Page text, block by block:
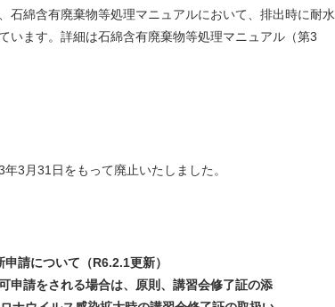
綿含有廃棄物等処理マニュアルにおいて、排出時に耐水
ます。詳細は石綿含有廃棄物等処理マニュアル（第3
3月31日をもって廃止いたしました。
請について（R6.2.1更新）
申請をされる場合は、原則、講習会修了証の添